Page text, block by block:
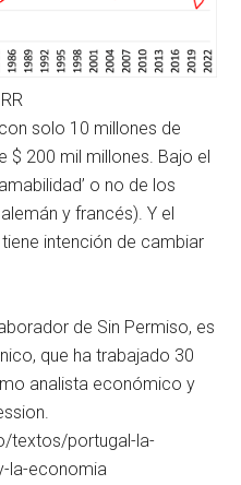
solo 10 millones de
$ 200 mil millones. Bajo el
o no de los
y francés). Y el
intención de cambiar
de Sin Permiso, es
que ha trabajado 30
analista económico y
textos/portugal-la-
la-economia